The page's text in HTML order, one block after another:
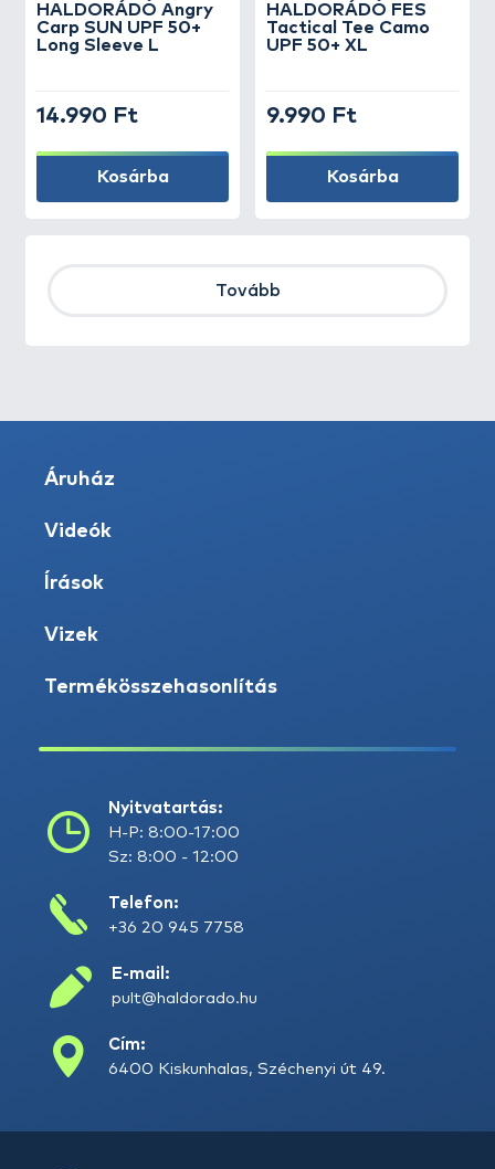
HALDORÁDÓ Angry
Carp SUN UPF 50+
Long Sleeve L
14.990 Ft
Kosárba
HALDORÁDÓ FES
Tactical Tee Camo
UPF 50+ XL
9.990 Ft
Kosárba
Tovább
Áruház
Videók
Írások
Vizek
Termékösszehasonlítás
Nyitvatartás:
H-P: 8:00-17:00
Sz: 8:00 - 12:00
Telefon:
+36 20 945 7758
E-mail:
pult@haldorado.hu
Cím:
6400 Kiskunhalas, Széchenyi út 49.